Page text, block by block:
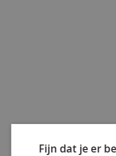
Fijn dat je er